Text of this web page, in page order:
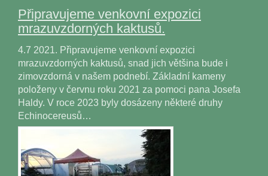
Připravujeme venkovní expozici
mrazuvzdorných kaktusů.
4.7 2021. Připravujeme venkovní expozici
mrazuvzdorných kaktusů, snad jich většina bude i
zimovzdorná v našem podnebí. Základní kameny
položeny v červnu roku 2021 za pomoci pana Josefa
Haldy. V roce 2023 byly dosázeny některé druhy
Echinocereusů…